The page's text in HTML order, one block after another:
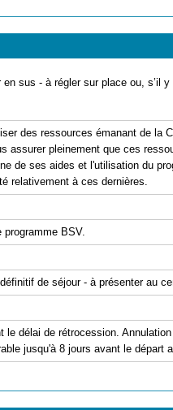
en sus - à régler sur place ou, s’il
des ressources émanant de la
assurer pleinement que ces
de ses aides et l'utilisation du
relativement à ces dernières.
BSV.
de séjour - à présenter au
délai de rétrocession.
jusqu'à 8 jours avant le départ